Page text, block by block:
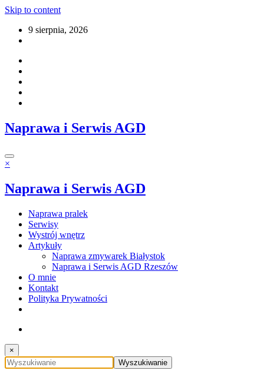
Skip to content
9 sierpnia, 2026
Naprawa i Serwis AGD
×
Naprawa i Serwis AGD
Naprawa pralek
Serwisy
Wystrój wnętrz
Artykuły
Naprawa zmywarek Białystok
Naprawa i Serwis AGD Rzeszów
O mnie
Kontakt
Polityka Prywatności
×